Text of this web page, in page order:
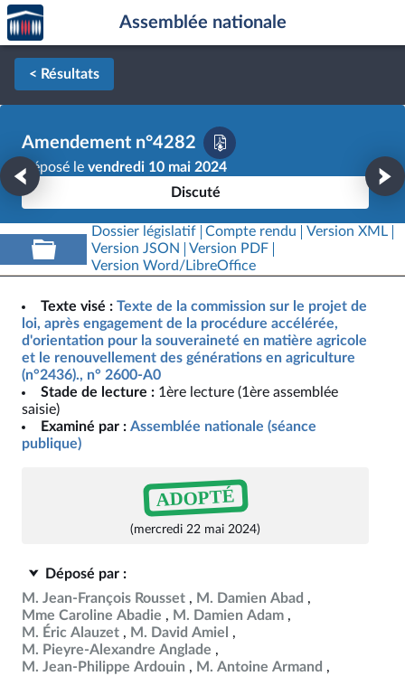
Aller au contenu
Aller en bas de la page
Accèder
à la
page
d'accueil
Assemblée nationale
< Résultats
Amendement n°4282
Déposé le vendredi 10 mai 2024
Discuté
Dossier législatif Compte rendu
Version XML
Version JSON
Version PDF
Version Word/LibreOffice
Texte visé : Texte de la commission sur le projet de
loi, après engagement de la procédure accélérée,
d'orientation pour la souveraineté en matière agricole
et le renouvellement des générations en agriculture
(n°2436)., n° 2600-A0
Stade de lecture : 1ère lecture (1ère assemblée
saisie)
Examiné par : Assemblée nationale (séance
publique)
ADOPTÉ
(mercredi 22 mai 2024)
Déposé par :
M. Jean-François Rousset
M. Damien Abad
Mme Caroline Abadie
M. Damien Adam
M. Éric Alauzet
M. David Amiel
M. Pieyre-Alexandre Anglade
M. Jean-Philippe Ardouin
M. Antoine Armand